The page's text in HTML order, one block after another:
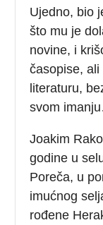
Ujedno, bio
što mu je
novine, i
časopise,
literaturu,
svom
Joakim
godine u
Poreča, u
imućnog
rođene